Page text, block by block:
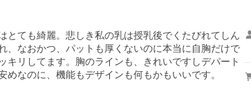
とても綺麗。悲しき私の乳は授乳後でくたびれてしん
、なおかつ、パットも厚くないのに本当に自胸だけで
リしてます。胸のラインも、きれいですしデパート
なのに、機能もデザインも何もかもいいです。